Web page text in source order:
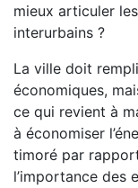
mieux articuler
interurbains ?
La ville doit
économiques,
ce qui revient à
à économiser
timoré par
l’importance des